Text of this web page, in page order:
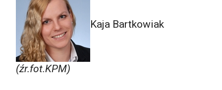
Kaja Bartkowiak
(źr.fot.KPM)